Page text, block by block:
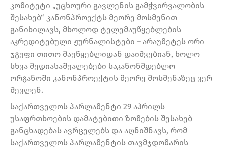
კომიტეტი „უცხოური გავლენის გამჭვირვალობის
შესახებ“ კანონპროექტს მეორე მოსმენით
განიხილავს, მხოლოდ ტელემაუწყებლების
აკრედიტებული ჟურნალისტები – არაუმეტეს ორი
ჯგუფი თითო მაუწყებლიდან დაიშვებიან, ხოლო
სხვა მედიასაშუალებები საკანონმდებლო
ორგანოში კანონპროექტის მეორე მოსმენაზეც ვერ
შევლენ.
საქართველოს პარლამენტი 29 აპრილს
უსაფრთხოების დამატებითი ზომების შესახებ
განცხადებას ავრცელებს და აღნიშნავს, რომ
საქართველოს პარლამენტის თავმჯდომარის